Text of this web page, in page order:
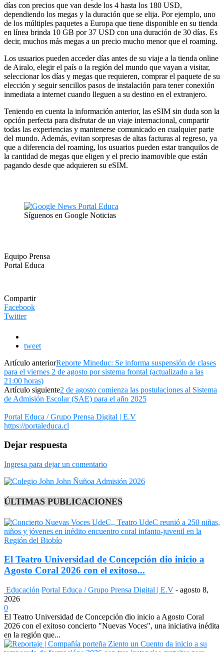
días con precios que van desde los 4 hasta los 180 USD,
dependiendo los megas y la duración que se elija. Por ejemplo, uno
de los múltiples paquetes a Europa que tiene disponible en su tienda
en línea brinda 10 GB por 37 USD con una duración de 30 días. Es
decir, muchos más megas a un precio mucho menor que el roaming.
Los usuarios pueden acceder días antes de su viaje a la tienda online
de Airalo, elegir el país o la región del mundo que vayan a visitar,
seleccionar los días y megas que requieren, comprar el paquete de su
elección y seguir sencillos pasos de instalación para tener conexión
inmediata a internet cuando lleguen a su destino en el extranjero.
Teniendo en cuenta la información anterior, las eSIM sin duda son la
opción perfecta para disfrutar de un viaje internacional, compartir
todas las experiencias y mantenerse comunicado en cualquier parte
del mundo. Además, evitan sorpresas de altas facturas al regreso, ya
que a diferencia del roaming, los usuarios pueden estar tranquilos de
la cantidad de megas que eligen y el precio inamovible que están
pagando desde que adquieren su eSIM.
Síguenos en Google Noticias
Equipo Prensa
Portal Educa
Compartir
Facebook
Twitter
tweet
Artículo anteriorReporte Mineduc: Se informa suspensión de clases
para el viernes 2 de agosto por sistema frontal (actualizado a las
21:00 horas)
Artículo siguiente2 de agosto comienza las postulaciones al Sistema
de Admisión Escolar (SAE) para el año 2025
Portal Educa / Grupo Prensa Digital | E.V
https://portaleduca.cl
Dejar respuesta
Ingresa para dejar un comentario
ÚLTIMAS PUBLICACIONES
El Teatro Universidad de Concepción dio inicio a
Agosto Coral 2026 con el exitoso...
Educación Portal Educa / Grupo Prensa Digital | E.V - agosto 8,
2026
0
El Teatro Universidad de Concepción dio inicio a Agosto Coral
2026 con el exitoso concierto "Nuevas Voces", una iniciativa inédita
en la región que...